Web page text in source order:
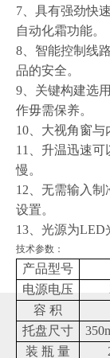
7 、具有强劲快
自动化霜功能。
8 、智能控制线
品的安全。
9 、关键构建选
作毋需保养。
10 、大视角窗
11
、升温迅速
慢。
12 、无需输入
设置。
13 、光源为LED
技术参数：
产品型号
电源电压
容 积
托盘尺寸
装 瓶 量